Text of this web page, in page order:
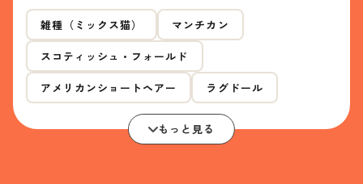
雑種（ミックス猫） マンチカン
スコティッシュ・フォールド
アメリカンショートヘアー ラグドール
もっと見る